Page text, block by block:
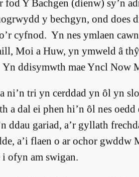
fod Y Bachgen (dienw) sy’n
y bechgyn, ond does
cyfnod. Yn nes ymlaen
Moi a Huw, yn ymweld â
ddisymwth mae Yncl Now
ni’n tri yn cerddad yn ôl yn
a dal ei phen hi’n ôl nes
ddau gariad, a’r gyllath
a’i flaen o ar ochor
i ofyn am swigan.